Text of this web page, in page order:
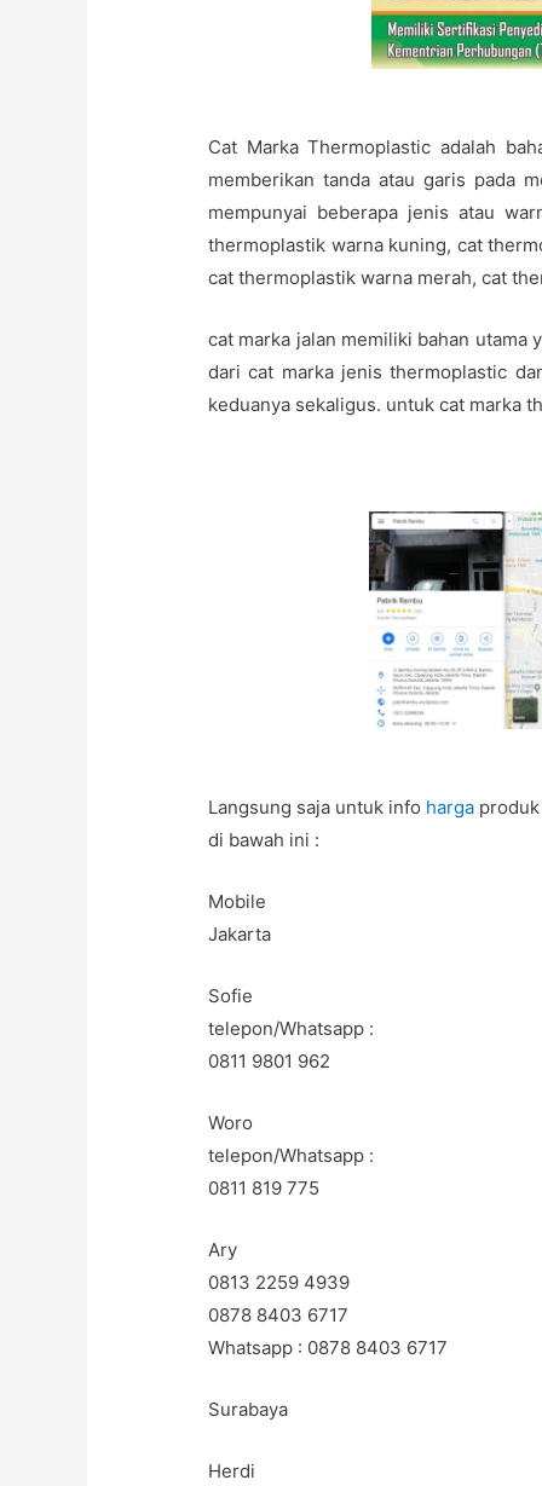
Cat Marka Thermoplastic adalah
memberikan tanda atau garis pada
mempunyai beberapa jenis atau
thermoplastik warna kuning, cat
cat thermoplastik warna merah, cat
cat marka jalan memiliki bahan
dari cat marka jenis thermoplastic
keduanya sekaligus. untuk cat marka
Langsung saja untuk info harga
di bawah ini :
Mobile
Jakarta
Sofie
telepon/Whatsapp :
0811 9801 962
Woro
telepon/Whatsapp :
0811 819 775
Ary
0813 2259 4939
0878 8403 6717
Whatsapp : 0878 8403 6717
Surabaya
Herdi